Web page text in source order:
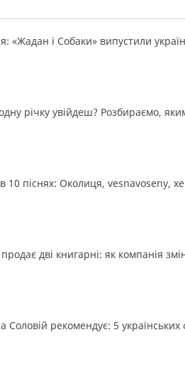
«Жадан і Собаки» випустили
річку увійдеш? Розбираємо,
10 піснях: Околиця, vesnavoseny,
дві книгарні: як компанія
Соловій рекомендує: 5 українських